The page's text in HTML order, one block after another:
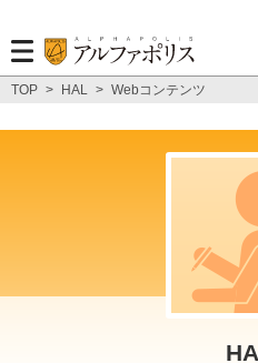
TOP > HAL > Webコンテンツ